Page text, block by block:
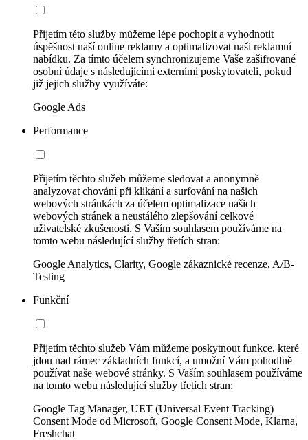
Přijetím této služby můžeme lépe pochopit a vyhodnotit
úspěšnost naší online reklamy a optimalizovat naši reklamní
nabídku. Za tímto účelem synchronizujeme Vaše zašifrované
osobní údaje s následujícími externími poskytovateli, pokud
již jejich služby využíváte:
Google Ads
Performance
Přijetím těchto služeb můžeme sledovat a anonymně
analyzovat chování při klikání a surfování na našich
webových stránkách za účelem optimalizace našich
webových stránek a neustálého zlepšování celkové
uživatelské zkušenosti. S Vaším souhlasem používáme na
tomto webu následující služby třetích stran:
Google Analytics, Clarity, Google zákaznické recenze, A/B-
Testing
Funkční
Přijetím těchto služeb Vám můžeme poskytnout funkce, které
jdou nad rámec základních funkcí, a umožní Vám pohodlně
používat naše webové stránky. S Vaším souhlasem používáme
na tomto webu následující služby třetích stran:
Google Tag Manager, UET (Universal Event Tracking)
Consent Mode od Microsoft, Google Consent Mode, Klarna,
Freshchat